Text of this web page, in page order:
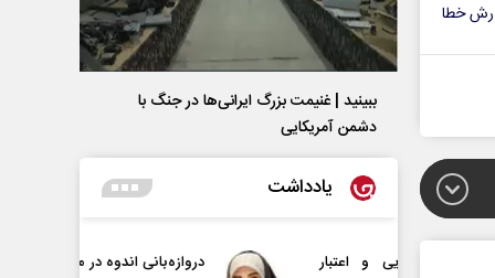
خطا
ببینید | غنیمت بزرگ ایرانی‌ها در جنگ با
دشمن آمریکایی
یادداشت
دروازه‌بانی اندوه در مسیر امید